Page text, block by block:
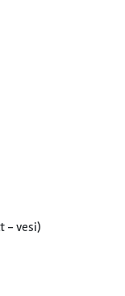
- vesi)